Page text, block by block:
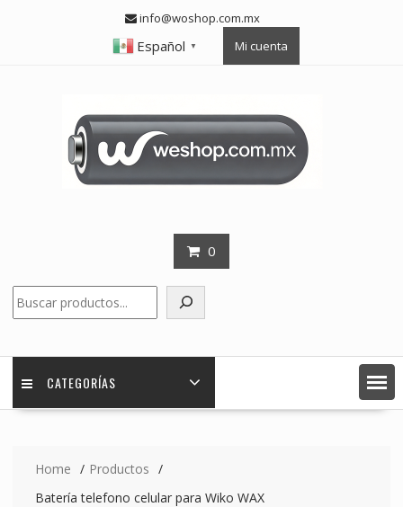
info@woshop.com.mx
Español ▼ Mi cuenta
0
CATEGORÍAS
Home
Productos
Batería telefono celular para Wiko WAX